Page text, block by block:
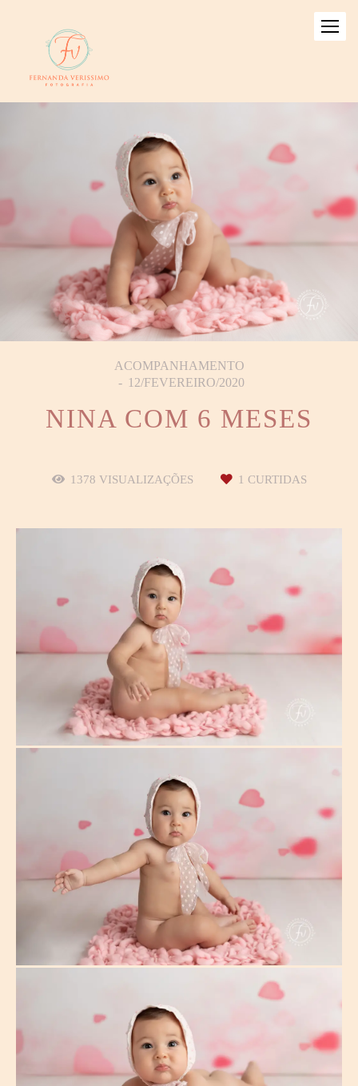
ACOMPANHAMENTO
12/FEVEREIRO/2020
NINA COM 6 MESES
1378 VISUALIZAÇÕES 1 CURTIDAS